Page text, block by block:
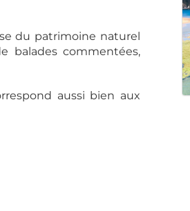
du patrimoine naturel
balades commentées,
aussi bien aux